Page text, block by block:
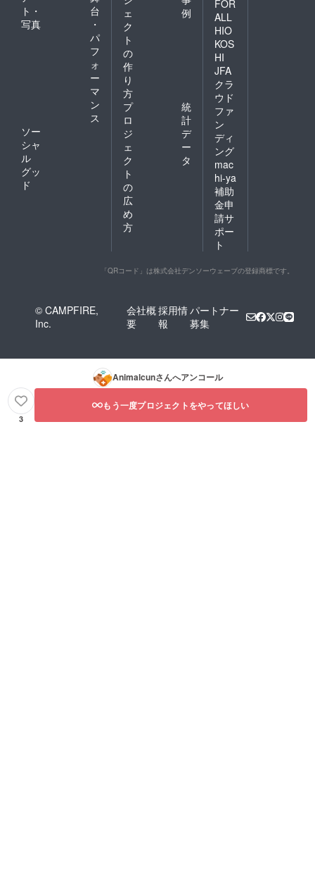
ト・
写真
台
・
パ
フ
ォ
ー
マ
ン
ス
ソー
シャ
ル
グッ
ド
ェ
ク
ト
の
作
り
方
例
プ
ロ
ジ
ェ
ク
ト
の
広
め
方
統
計
デ
ー
タ
FOR
ALL
HIO
KOS
HI
JFA
クラ
ウド
ファ
ン
ディ
ング
mac
hi-ya
補助
金申
請サ
ポー
ト
「QRコード」は株式会社デンソーウェーブの登録商標です。
© CAMPFIRE,
Inc.
会社概
要
採用情
報
パートナー
募集
Animalcunさんへアンコール
3
もう一度プロジェクトをやってほしい